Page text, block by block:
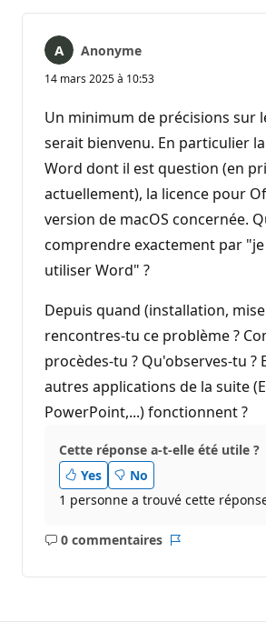
Anonyme
14 mars 2025 à 10:53
Un minimum de précisions sur
serait bienvenu. En particulier
Word dont il est question (en
actuellement), la licence pour
version de macOS concernée.
comprendre exactement par
utiliser Word" ?
Depuis quand (installation, mise
rencontres-tu ce problème ?
procèdes-tu ? Qu'observes-tu ?
autres applications de la suite
PowerPoint,...) fonctionnent ?
Cette réponse a-t-elle été utile ?
Yes
No
1 personne a trouvé cette
0 commentaires
Aucun